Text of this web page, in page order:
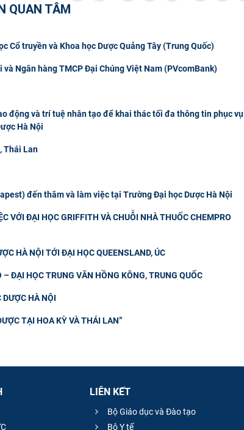
QUAN TÂM
Cổ truyền và Khoa học Dược Quảng Tây (Trung Quốc)
Ngân hàng TMCP Đại Chúng Việt Nam (PVcomBank)
động và trí tuệ nhân tạo để khai thác tối đa thông tin phục vụ
Hà Nội
Thái Lan
đến thăm và làm việc tại Trường Đại học Dược Hà Nội
VỚI ĐẠI HỌC GRIFFITH VÀ CHUỖI NHÀ THUỐC CHEMPRO
HÀ NỘI TỚI ĐẠI HỌC QUEENSLAND, ÚC
ĐẠI HỌC TRUNG VĂN HỒNG KÔNG, TRUNG QUỐC
HÀ NỘI
TẠI HOA KỲ VÀ THÁI LAN”
LIÊN KẾT
Bộ Giáo dục và Đào tạo
Bộ Y tế